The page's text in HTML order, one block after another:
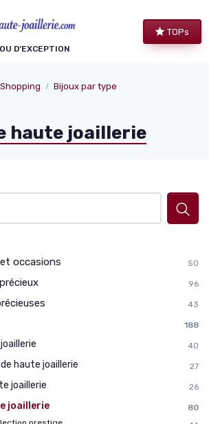
D’EXCEPTION
TOPs
Shopping Bijoux par type
haute joaillerie
occasions 50
96
43
188
40
de haute joaillerie 27
joaillerie 26
joaillerie
80
des cookies